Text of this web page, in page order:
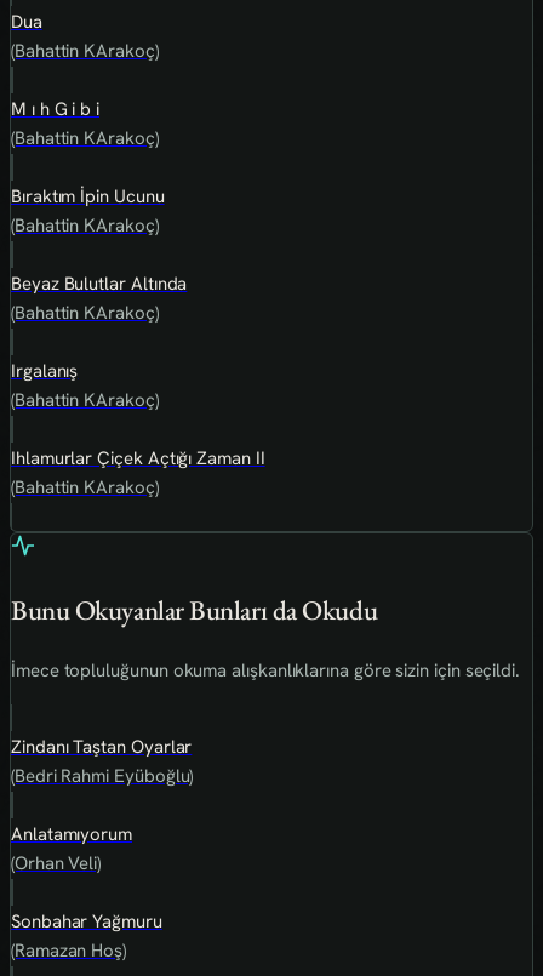
Dua
(Bahattin KArakoç)
M ı h G i b i
(Bahattin KArakoç)
Bıraktım İpin Ucunu
(Bahattin KArakoç)
Beyaz Bulutlar Altında
(Bahattin KArakoç)
Irgalanış
(Bahattin KArakoç)
Ihlamurlar Çiçek Açtığı Zaman II
(Bahattin KArakoç)
Bunu Okuyanlar Bunları da Okudu
İmece topluluğunun okuma alışkanlıklarına göre sizin için seçildi.
Zindanı Taştan Oyarlar
(Bedri Rahmi Eyüboğlu)
Anlatamıyorum
(Orhan Veli)
Sonbahar Yağmuru
(Ramazan Hoş)